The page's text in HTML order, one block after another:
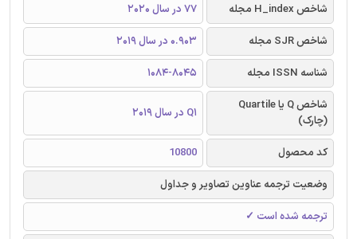
شاخص H_index مجله
77 در سال 2020
شاخص SJR مجله
0.903 در سال 2019
شناسه ISSN مجله
1084-8045
شاخص Q یا Quartile
(چارک)
Q1 در سال 2019
کد محصول
10800
وضعیت ترجمه عناوین تصاویر و جداول
ترجمه شده است ✓